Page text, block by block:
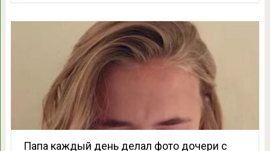
Папа каждый день делал фото дочери с